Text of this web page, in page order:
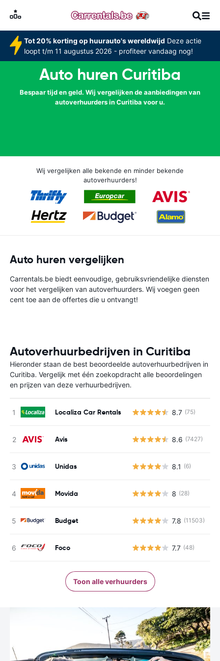
Tot 20% korting op huurauto's wereldwijd Deze actie
loopt t/m 11 augustus 2026 - profiteer vandaag nog!
Auto huren Curitiba
Bespaar tijd en geld. Wij vergelijken de aanbiedingen van
autoverhuurders in Curitiba voor u.
Wij vergelijken alle bekende en minder bekende
autoverhuurders!
Auto huren vergelijken
Carrentals.be biedt eenvoudige, gebruiksvriendelijke diensten
voor het vergelijken van autoverhuurders. Wij voegen geen
cent toe aan de offertes die u ontvangt!
Autoverhuurbedrijven in Curitiba
Hieronder staan de best beoordeelde autoverhuurbedrijven in
Curitiba. Vergelijk met één zoekopdracht alle beoordelingen
en prijzen van deze verhuurbedrijven.
Localiza Car Rentals 8.7 (75)
Avis 8.6 (7427)
Unidas 8.1 (6)
Movida 8 (28)
Budget 7.8 (11503)
Foco 7.7 (48)
Toon alle verhuurders